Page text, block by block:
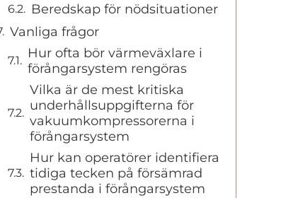
Beredskap för nödsituationer
Vanliga frågor
Hur ofta bör värmeväxlare i
förångarsystem rengöras
Vilka är de mest kritiska
underhållsuppgifterna för
vakuumkompressorerna i
förångarsystem
Hur kan operatörer identifiera
tidiga tecken på försämrad
prestanda i förångarsystem